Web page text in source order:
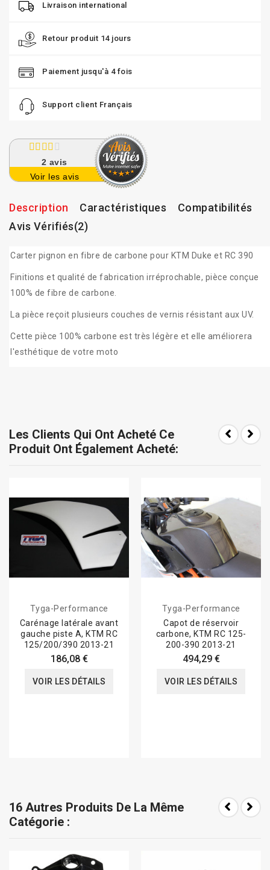
Livraison international
Retour produit 14 jours
Paiement jusqu'à 4 fois
Support client Français
2 avis
Voir les avis
Description Caractéristiques
Compatibilités
Avis Vérifiés(2)
Carter pignon en fibre de carbone pour KTM Duke et RC 390
Finitions et qualité de fabrication irréprochable, pièce conçue
100% de fibre de carbone.
La pièce reçoit plusieurs couches de vernis résistant aux UV.
Cette pièce 100% carbone est très légère et elle améliorera
l'esthétique de votre moto
Les Clients Qui Ont Acheté Ce
Produit Ont Également Acheté:
Tyga-Performance
Carénage latérale avant
gauche piste A, KTM RC
125/200/390 2013-21
186,08 €
VOIR LES DÉTAILS
Tyga-Performance
Capot de réservoir
carbone, KTM RC 125-
200-390 2013-21
494,29 €
VOIR LES DÉTAILS
16 Autres Produits De La Même
Catégorie :